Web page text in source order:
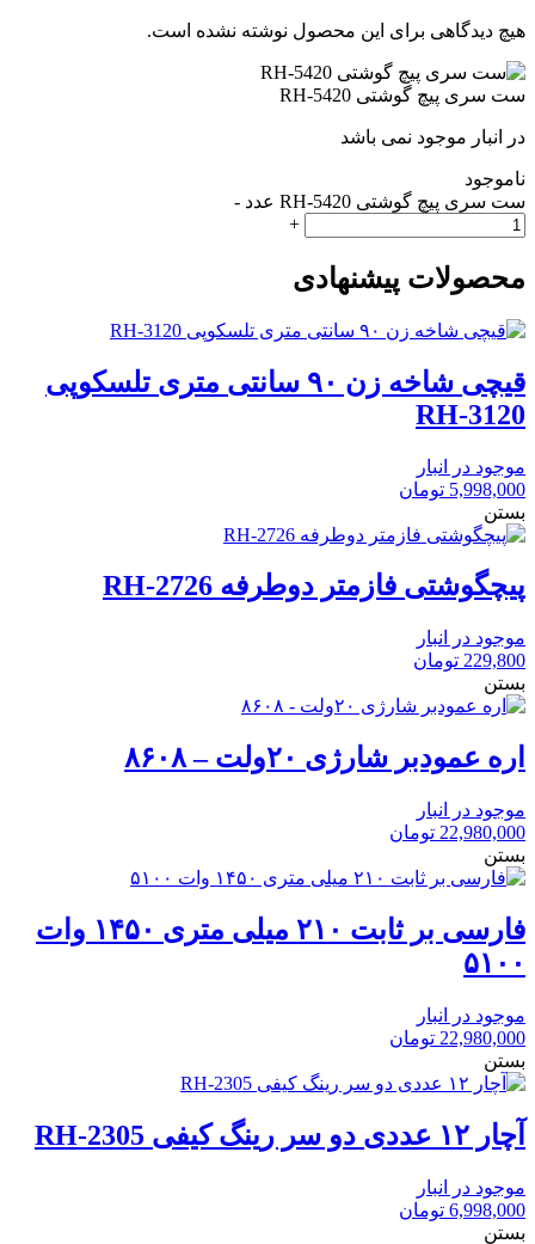
هیچ دیدگاهی برای این محصول نوشته نشده است.
ست سری پیچ گوشتی RH-5420
در انبار موجود نمی باشد
ناموجود
ست سری پیچ گوشتی RH-5420 عدد
-
+
محصولات پیشنهادی
قیچی شاخه زن ۹۰ سانتی متری تلسکوپی
RH-3120
موجود در انبار
5,998,000 تومان
بستن
پیچگوشتی فازمتر دوطرفه RH-2726
موجود در انبار
229,800 تومان
بستن
اره عمودبر شارژی ۲۰ولت – ۸۶۰۸
موجود در انبار
22,980,000 تومان
بستن
فارسی بر ثابت ۲۱۰ میلی متری ۱۴۵۰ وات
۵۱۰۰
موجود در انبار
22,980,000 تومان
بستن
آچار ۱۲ عددی دو سر رینگ کیفی RH-2305
موجود در انبار
6,998,000 تومان
بستن